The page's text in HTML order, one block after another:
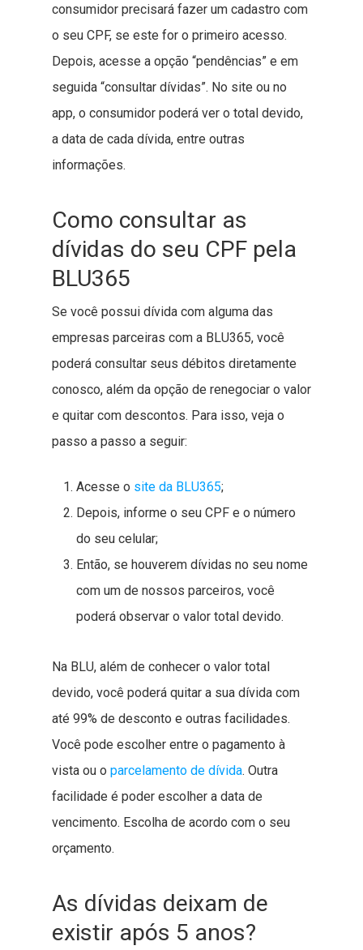
consumidor precisará fazer um cadastro com
o seu CPF, se este for o primeiro acesso.
Depois, acesse a opção “pendências” e em
seguida “consultar dívidas”. No site ou no
app, o consumidor poderá ver o total devido,
a data de cada dívida, entre outras
informações.
Como consultar as
dívidas do seu CPF pela
BLU365
Se você possui dívida com alguma das
empresas parceiras com a BLU365, você
poderá consultar seus débitos diretamente
conosco, além da opção de renegociar o valor
e quitar com descontos. Para isso, veja o
passo a passo a seguir:
Acesse o site da BLU365;
Depois, informe o seu CPF e o número
do seu celular;
Então, se houverem dívidas no seu nome
com um de nossos parceiros, você
poderá observar o valor total devido.
Na BLU, além de conhecer o valor total
devido, você poderá quitar a sua dívida com
até 99% de desconto e outras facilidades.
Você pode escolher entre o pagamento à
vista ou o parcelamento de dívida. Outra
facilidade é poder escolher a data de
vencimento. Escolha de acordo com o seu
orçamento.
As dívidas deixam de
existir após 5 anos?